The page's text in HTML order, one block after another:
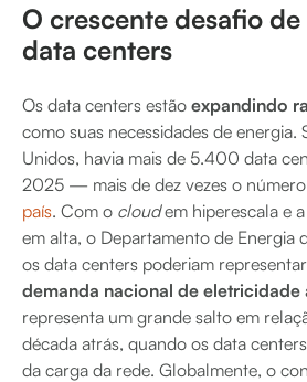
O crescente desafio
data centers
Os data centers estão expandindo
como suas necessidades de energia.
Unidos, havia mais de 5.400 data
2025 — mais de dez vezes o
país. Com o cloudem hiperescala e
em alta, o Departamento de Energia
os data centers poderiam
demanda nacional de eletricidade
representa um grande salto em
década atrás, quando os data
da carga da rede. Globalmente, o